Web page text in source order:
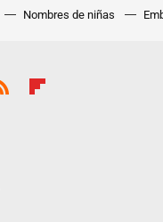
Nombres de niñas